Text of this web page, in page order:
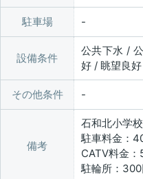
駐車場
設備条件
公共下水 /
好 / 眺望良
その他条件
備考
石和北小学
駐車料金：
CATV料金：
駐輪所：300